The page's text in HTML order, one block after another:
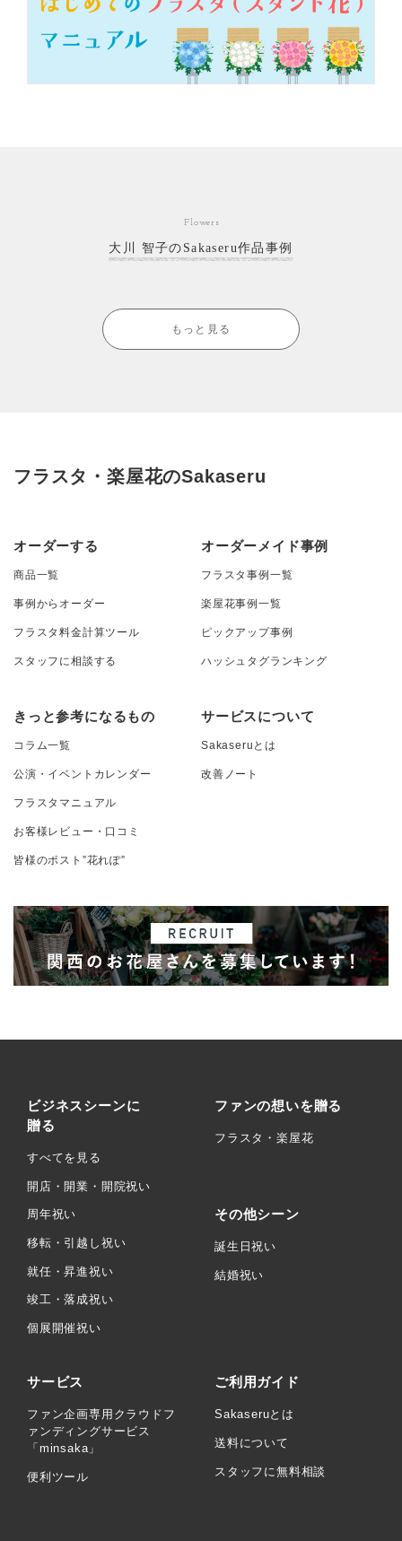
Flowers
大川 智子のSakaseru作品事例
もっと見る
フラスタ・楽屋花のSakaseru
オーダーする
商品一覧
事例からオーダー
フラスタ料金計算ツール
スタッフに相談する
オーダーメイド事例
フラスタ事例一覧
楽屋花事例一覧
ピックアップ事例
ハッシュタグランキング
きっと参考になるもの
コラム一覧
公演・イベントカレンダー
フラスタマニュアル
お客様レビュー・口コミ
皆様のポスト”花れぽ”
サービスについて
Sakaseruとは
改善ノート
ビジネスシーンに
贈る
すべてを見る
開店・開業・開院祝い
周年祝い
移転・引越し祝い
就任・昇進祝い
竣工・落成祝い
個展開催祝い
ファンの想いを贈る
フラスタ・楽屋花
その他シーン
誕生日祝い
結婚祝い
サービス
ファン企画専用クラウドフ
ァンディングサービス
「minsaka」
便利ツール
ご利用ガイド
Sakaseruとは
送料について
スタッフに無料相談